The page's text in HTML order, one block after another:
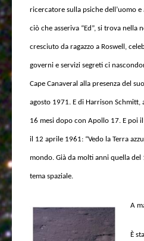
ricercatore sulla psiche dell’uomo
ciò che asseriva “Ed”, si trova
cresciuto da ragazzo a Roswell,
governi e servizi segreti ci
Cape Canaveral alla presenza del
agosto 1971. E di Harrison Schmitt,
16 mesi dopo con Apollo 17. E poi
il 12 aprile 1961: “Vedo la Terra
mondo. Già da molti anni quella del
tema spaziale.
A
È